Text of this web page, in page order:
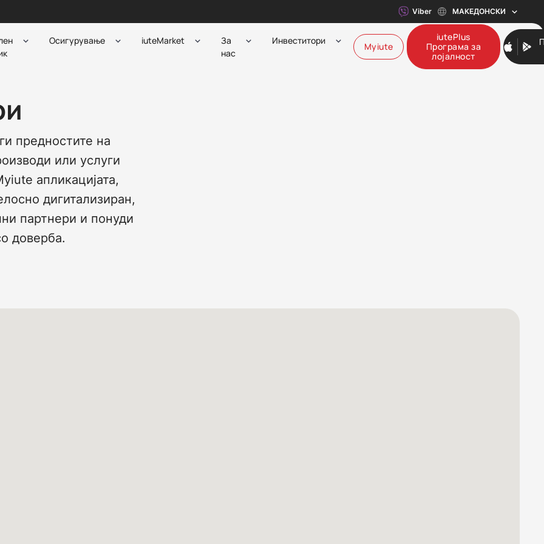
Viber МАКЕДОНСКИ
Осигурување iuteMarket
За
нас
Инвеститори
Myiute
iutePlus
Програма за
лојалност
предностите на
или услуги
апликацијата,
дигитализиран,
партнери и понуди
доверба.